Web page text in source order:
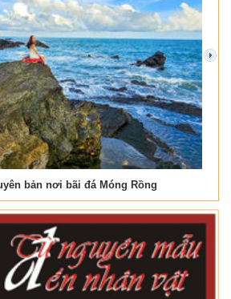
bản nơi bãi đá Móng Rồng
next